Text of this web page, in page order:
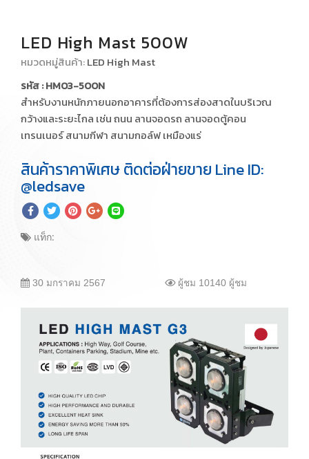
LED High Mast 500W
หมวดหมู่สินค้า:LED High Mast
รหัส : HM03-500N
สำหรับงานหนักภายนอกอาคารที่ต้องการส่องสาดในบริเวณ
กว้างและระยะไกล เช่น ถนน ลานจอดรถ ลานจอดตู้คอน
เทรนเนอร์ สนามกีฬา สนามกอล์ฟ เหมืองแร่
สินค้าราคาพิเศษ ติดต่อฝ่ายขาย Line ID:
@ledsave
แท็ก:
30 มกราคม 2567 ผู้ชม 10140 ผู้ชม